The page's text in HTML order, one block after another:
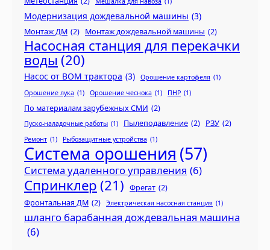
Модернизация дождевальной машины (3)
Монтаж ДМ (2) Монтаж дождевальной машины (2)
Насосная станция для перекачки
воды (20)
Насос от ВОМ трактора (3) Орошение картофеля (1)
Орошение лука (1) Орошение чеснока (1) ПНР (1)
По материалам зарубежных СМИ (2)
Пуско-наладочные работы (1) Пылеподавление (2) РЗУ (2)
Ремонт (1) Рыбозащитные устройства (1)
Система орошения (57)
Система удаленного управления (6)
Спринклер (21) Фрегат (2)
Фронтальная ДМ (2) Электрическая насосная станция (1)
шланго барабанная дождевальная машина
(6)